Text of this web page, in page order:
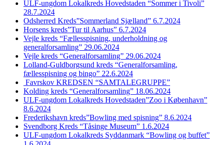
ULF-ungdom Lokalkreds Hovedstaden “Sommer i Tivoli”
28.7.2024
Odsherred Kreds”Sommerland Sjælland” 6.7.2024
Horsens kreds”Tur til Aarhus” 6.7.2024
Vejle kreds “Fællesspisning, underholdning og
generalforsamling” 29.06.2024
Vejle kreds “Generalforsamling” 29.06.2024
Lolland-Guldborgsund kreds “Generalforsamling,
fællesspisning og bingo” 22.6.2024
Favrskov KREDSEN “SAMTALEGRUPPE”
Kolding kreds “Generalforsamling” 18.06.2024
ULF-ungdom Lokalkreds Hovedstaden”Zoo i København”
8.6.2024
Frederikshavn kreds”Bowling med spisning” 8.6.2024
Svendborg Kreds “Tåsinge Museum” 1.6.2024
ULF-ungdom Lokalkreds Syddanmark “Bowling og buffet”